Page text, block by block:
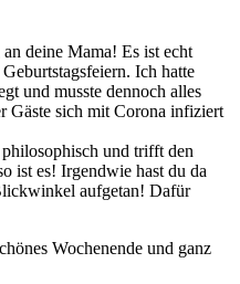
deine Mama! Es ist echt
Ich hatte
und musste dennoch alles
Gäste sich mit Corona infiziert
und trifft den
ist es! Irgendwie hast du da
aufgetan! Dafür
Wochenende und ganz